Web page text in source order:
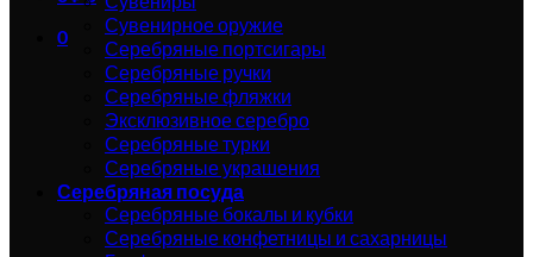
0
Сувенирное оружие
Серебряные портсигары
Серебряные ручки
Серебряные фляжки
Эксклюзивное серебро
Серебряные турки
Серебряные украшения
Серебряная посуда
Серебряные бокалы и кубки
Серебряные конфетницы и сахарницы